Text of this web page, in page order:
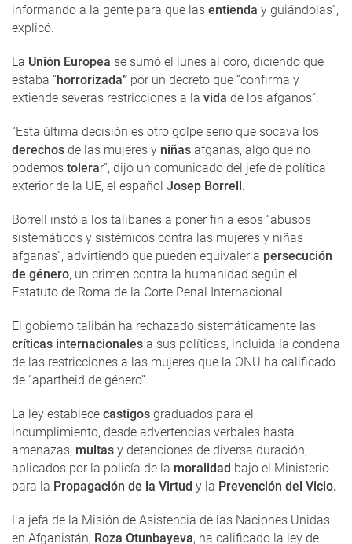
informando a la gente para que las entienda y guiándolas”,
explicó.
La Unión Europea se sumó el lunes al coro, diciendo que
estaba “horrorizada” por un decreto que “confirma y
extiende severas restricciones a la vida de los afganos”.
“Esta última decisión es otro golpe serio que socava los
derechos de las mujeres y niñas afganas, algo que no
podemos tolerar”, dijo un comunicado del jefe de política
exterior de la UE, el español Josep Borrell.
Borrell instó a los talibanes a poner fin a esos “abusos
sistemáticos y sistémicos contra las mujeres y niñas
afganas”, advirtiendo que pueden equivaler a persecución
de género, un crimen contra la humanidad según el
Estatuto de Roma de la Corte Penal Internacional.
El gobierno talibán ha rechazado sistemáticamente las
críticas internacionales a sus políticas, incluida la condena
de las restricciones a las mujeres que la ONU ha calificado
de “apartheid de género”.
La ley establece castigos graduados para el
incumplimiento, desde advertencias verbales hasta
amenazas, multas y detenciones de diversa duración,
aplicados por la policía de la moralidad bajo el Ministerio
para la Propagación de la Virtud y la Prevención del Vicio.
La jefa de la Misión de Asistencia de las Naciones Unidas
en Afganistán, Roza Otunbayeva, ha calificado la ley de